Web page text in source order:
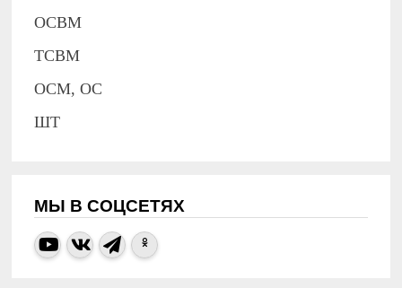
ОСВМ
ТСВМ
ОСМ, ОС
ШТ
МЫ В СОЦСЕТЯХ